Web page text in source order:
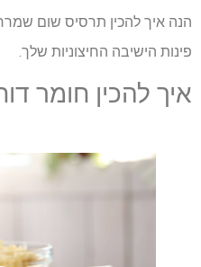
הנה איך להכין תרסיס שום
פינות הישיבה החיצוניות שלך.
איך להכין חומר